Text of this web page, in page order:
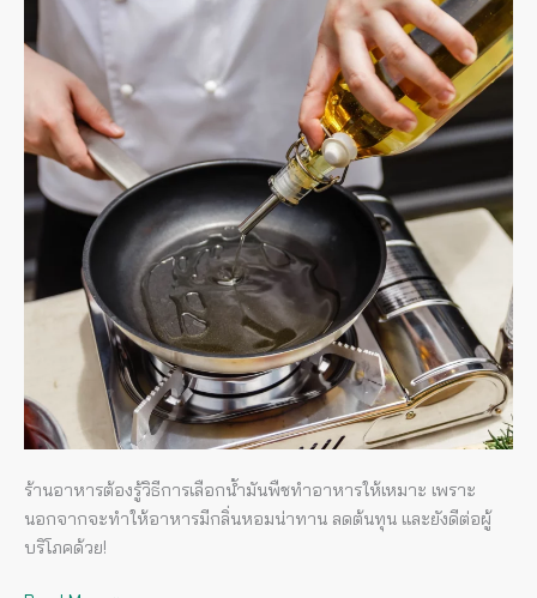
ร้านอาหารต้องรู้วิธีการเลือกน้ำมันพืชทำอาหารให้เหมาะ เพราะ
นอกจากจะทำให้อาหารมีกลิ่นหอมน่าทาน ลดต้นทุน และยังดีต่อผู้
บริโภคด้วย!
ไง
ให้
เหมาะ
กับ
การ
ทำ
อาหาร